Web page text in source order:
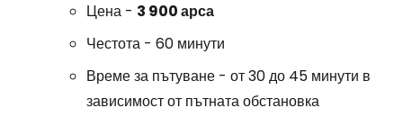
Цена - 3 900 арса
Честота - 60 минути
Време за пътуване - от 30 до 45 минути в
зависимост от пътната обстановка